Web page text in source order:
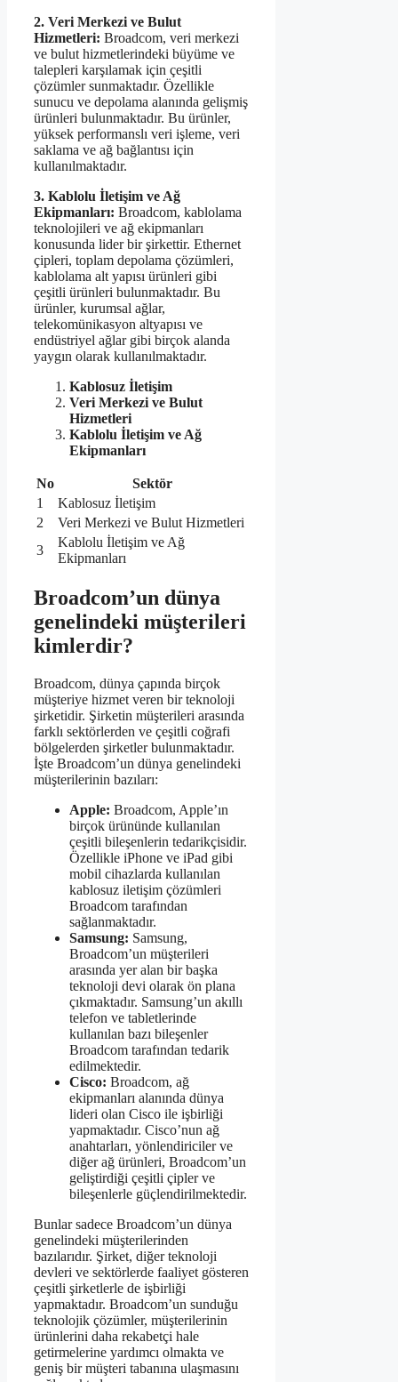
2. Veri Merkezi ve Bulut
Hizmetleri: Broadcom, veri merkezi
ve bulut hizmetlerindeki büyüme ve
talepleri karşılamak için çeşitli
çözümler sunmaktadır. Özellikle
sunucu ve depolama alanında gelişmiş
ürünleri bulunmaktadır. Bu ürünler,
yüksek performanslı veri işleme, veri
saklama ve ağ bağlantısı için
kullanılmaktadır.
3. Kablolu İletişim ve Ağ
Ekipmanları: Broadcom, kablolama
teknolojileri ve ağ ekipmanları
konusunda lider bir şirkettir. Ethernet
çipleri, toplam depolama çözümleri,
kablolama alt yapısı ürünleri gibi
çeşitli ürünleri bulunmaktadır. Bu
ürünler, kurumsal ağlar,
telekomünikasyon altyapısı ve
endüstriyel ağlar gibi birçok alanda
yaygın olarak kullanılmaktadır.
Kablosuz İletişim
Veri Merkezi ve Bulut
Hizmetleri
Kablolu İletişim ve Ağ
Ekipmanları
No
Sektör
1
Kablosuz İletişim
2
Veri Merkezi ve Bulut Hizmetleri
3
Kablolu İletişim ve Ağ
Ekipmanları
Broadcom’un dünya
genelindeki müşterileri
kimlerdir?
Broadcom, dünya çapında birçok
müşteriye hizmet veren bir teknoloji
şirketidir. Şirketin müşterileri arasında
farklı sektörlerden ve çeşitli coğrafi
bölgelerden şirketler bulunmaktadır.
İşte Broadcom’un dünya genelindeki
müşterilerinin bazıları:
Apple: Broadcom, Apple’ın
birçok ürününde kullanılan
çeşitli bileşenlerin tedarikçisidir.
Özellikle iPhone ve iPad gibi
mobil cihazlarda kullanılan
kablosuz iletişim çözümleri
Broadcom tarafından
sağlanmaktadır.
Samsung: Samsung,
Broadcom’un müşterileri
arasında yer alan bir başka
teknoloji devi olarak ön plana
çıkmaktadır. Samsung’un akıllı
telefon ve tabletlerinde
kullanılan bazı bileşenler
Broadcom tarafından tedarik
edilmektedir.
Cisco: Broadcom, ağ
ekipmanları alanında dünya
lideri olan Cisco ile işbirliği
yapmaktadır. Cisco’nun ağ
anahtarları, yönlendiriciler ve
diğer ağ ürünleri, Broadcom’un
geliştirdiği çeşitli çipler ve
bileşenlerle güçlendirilmektedir.
Bunlar sadece Broadcom’un dünya
genelindeki müşterilerinden
bazılarıdır. Şirket, diğer teknoloji
devleri ve sektörlerde faaliyet gösteren
çeşitli şirketlerle de işbirliği
yapmaktadır. Broadcom’un sunduğu
teknolojik çözümler, müşterilerinin
ürünlerini daha rekabetçi hale
getirmelerine yardımcı olmakta ve
geniş bir müşteri tabanına ulaşmasını